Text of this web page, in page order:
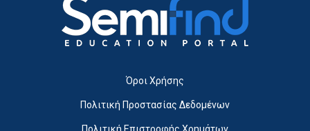
Όροι Χρήσης
Πολιτική Προστασίας Δεδομένων
Πολιτική Επιστροφής Χρημάτων